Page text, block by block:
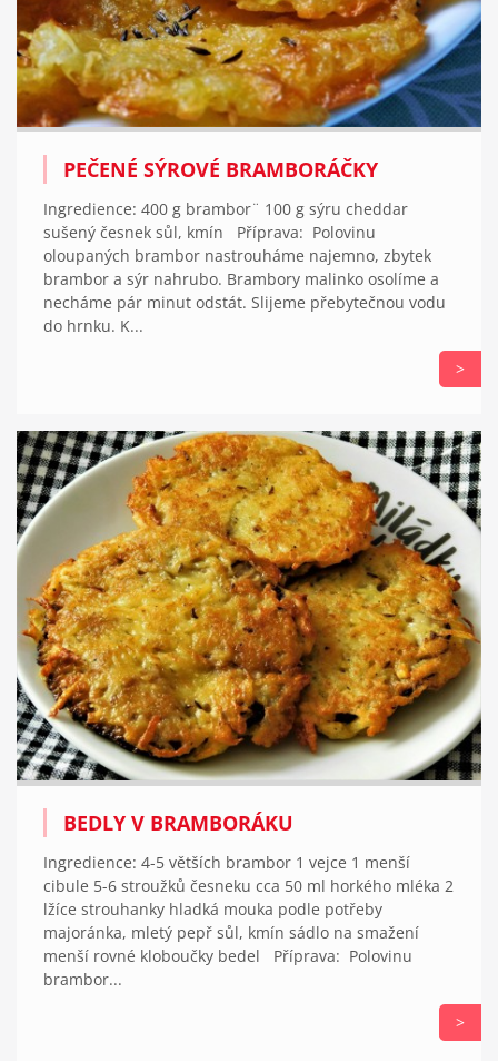
PEČENÉ SÝROVÉ BRAMBORÁČKY
Ingredience: 400 g brambor¨ 100 g sýru cheddar
sušený česnek sůl, kmín Příprava: Polovinu
oloupaných brambor nastrouháme najemno, zbytek
brambor a sýr nahrubo. Brambory malinko osolíme a
necháme pár minut odstát. Slijeme přebytečnou vodu
do hrnku. K...
>
BEDLY V BRAMBORÁKU
Ingredience: 4-5 větších brambor 1 vejce 1 menší
cibule 5-6 stroužků česneku cca 50 ml horkého mléka 2
lžíce strouhanky hladká mouka podle potřeby
majoránka, mletý pepř sůl, kmín sádlo na smažení
menší rovné kloboučky bedel Příprava: Polovinu
brambor...
>